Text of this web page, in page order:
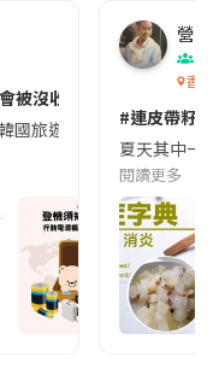
被沒收😱出發前切記檢查
韓國旅遊的民眾，近期要
營養
香港
#連皮帶籽
夏天其中一
閱讀更多